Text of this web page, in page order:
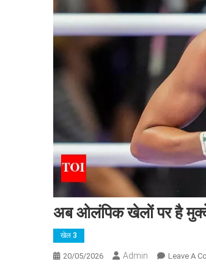
अब ओलंपिक खेलों पर है
खेल 3
20/05/2026 Admin Leave A